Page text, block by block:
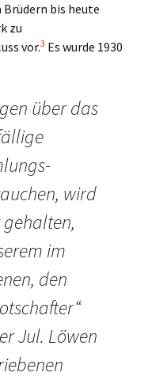
Brüdern bis heute
zu
vor.3 Es wurde 1930
über das
wird
im
den
Jul. Löwen